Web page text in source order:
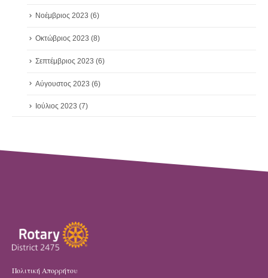
Νοέμβριος 2023 (6)
Οκτώβριος 2023 (8)
Σεπτέμβριος 2023 (6)
Αύγουστος 2023 (6)
Ιούλιος 2023 (7)
Πολιτική Απορρήτου